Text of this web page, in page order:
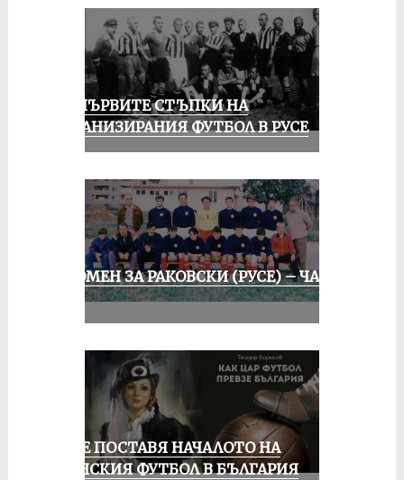
ЗА ПЪРВИТЕ СТЪПКИ НА
ОРГАНИЗИРАНИЯ ФУТБОЛ В РУСЕ
СПОМЕН ЗА РАКОВСКИ (РУСЕ) – ЧАСТ
РУСЕ ПОСТАВЯ НАЧАЛОТО НА
ЖЕНСКИЯ ФУТБОЛ В БЪЛГАРИЯ